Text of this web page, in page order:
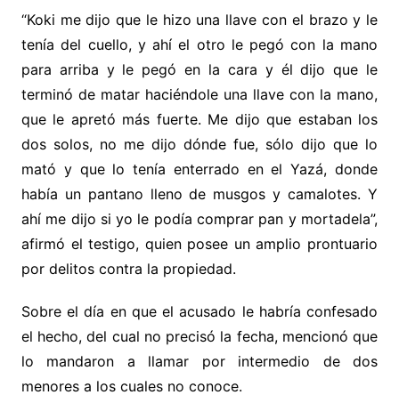
“Koki me dijo que le hizo una llave con el brazo y le
tenía del cuello, y ahí el otro le pegó con la mano
para arriba y le pegó en la cara y él dijo que le
terminó de matar haciéndole una llave con la mano,
que le apretó más fuerte. Me dijo que estaban los
dos solos, no me dijo dónde fue, sólo dijo que lo
mató y que lo tenía enterrado en el Yazá, donde
había un pantano lleno de musgos y camalotes. Y
ahí me dijo si yo le podía comprar pan y mortadela”,
afirmó el testigo, quien posee un amplio prontuario
por delitos contra la propiedad.
Sobre el día en que el acusado le habría confesado
el hecho, del cual no precisó la fecha, mencionó que
lo mandaron a llamar por intermedio de dos
menores a los cuales no conoce.